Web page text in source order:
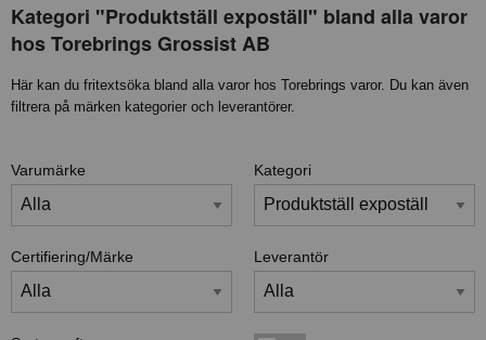
Kategori "Produktställ expoställ" bland alla varor
hos Torebrings Grossist AB
Här kan du fritextsöka bland alla varor hos Torebrings varor. Du kan även
filtrera på märken kategorier och leverantörer.
Varumärke Kategori
Certifiering/Märke Leverantör